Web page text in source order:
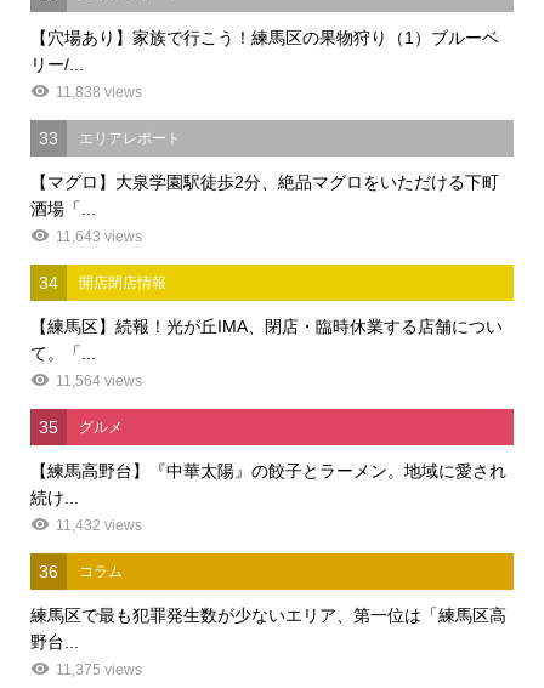
【穴場あり】家族で行こう！練馬区の果物狩り（1）ブルーベ
リー/...
11,838 views
33 エリアレポート
【マグロ】大泉学園駅徒歩2分、絶品マグロをいただける下町
酒場「...
11,643 views
34 開店閉店情報
【練馬区】続報！光が丘IMA、閉店・臨時休業する店舗につい
て。「...
11,564 views
35 グルメ
【練馬高野台】『中華太陽』の餃子とラーメン。地域に愛され
続け...
11,432 views
36 コラム
練馬区で最も犯罪発生数が少ないエリア、第一位は「練馬区高
野台...
11,375 views